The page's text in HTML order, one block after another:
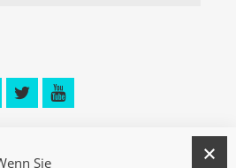
twitteryoutube
Sie